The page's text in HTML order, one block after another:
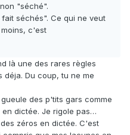
"séché".
séchés". Ce qui ne veut
c'est
là une des rares règles
Du coup, tu ne me
des p'tits gars comme
dictée. Je rigole pas…
zéros en dictée. C'est